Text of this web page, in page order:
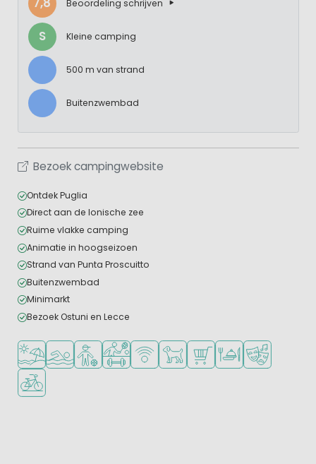
Beoordeling schrijven
S Kleine camping
500 m van strand
Buitenzwembad
Bezoek campingwebsite
Ontdek Puglia
Direct aan de Ionische zee
Ruime vlakke camping
Animatie in hoogseizoen
Strand van Punta Proscuitto
Buitenzwembad
Minimarkt
Bezoek Ostuni en Lecce
Ligt bij strand en zee
Openlucht zwembad
Aanbevolen voor tieners
Veel mogelijkheden om te sporten
WiFi beschikbaar
Huisdieren toegestaan
Campingwinkel/
Restaurant of
Fietsverhuur